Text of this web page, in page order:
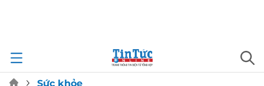
Sức khỏe